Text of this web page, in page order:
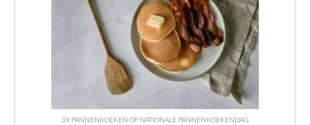
3X PANNENKOEKEN OP NATIONALE PANNENKOEKENDAG